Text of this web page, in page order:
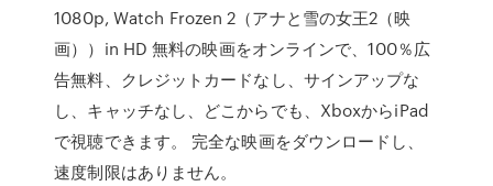
1080p, Watch Frozen 2（アナと雪の女王2（映
画））in HD 無料の映画をオンラインで、100％広
告無料、クレジットカードなし、サインアップな
し、キャッチなし、どこからでも、XboxからiPad
で視聴できます。 完全な映画をダウンロードし、
速度制限はありません。